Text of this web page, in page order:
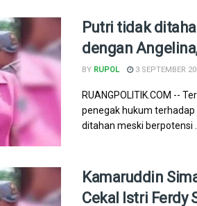
Putri tidak
dengan
BY RUPOL 3 SEPTEMBER
RUANGPOLITIK.COM --
penegak hukum
ditahan meski berpotensi ...
Kamaruddin
Cekal Istri Ferdy